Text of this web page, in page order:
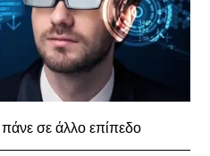
σε άλλο επίπεδο